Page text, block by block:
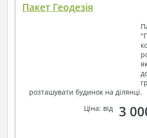
Пакет Геодезія
розташувати будинок на ділянці.
Ціна: від
3